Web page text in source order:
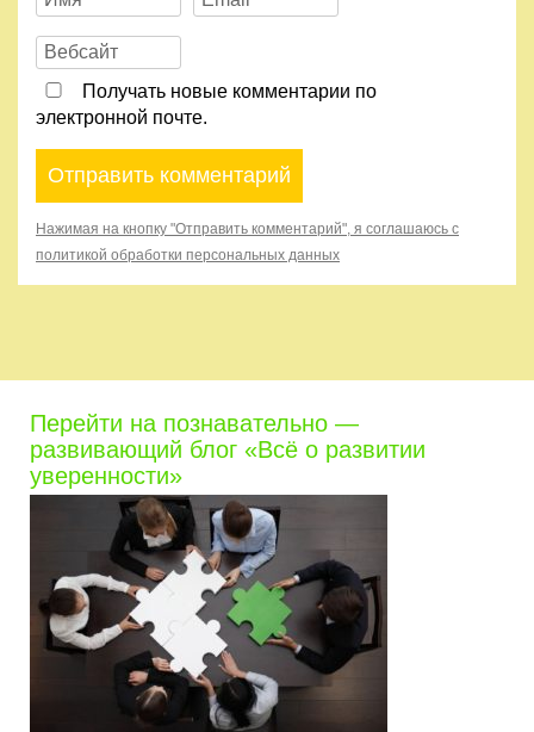
Получать новые комментарии по
электронной почте.
Нажимая на кнопку "Отправить комментарий", я соглашаюсь с
политикой обработки персональных данных
Перейти на познавательно —
развивающий блог «Всё о развитии
уверенности»